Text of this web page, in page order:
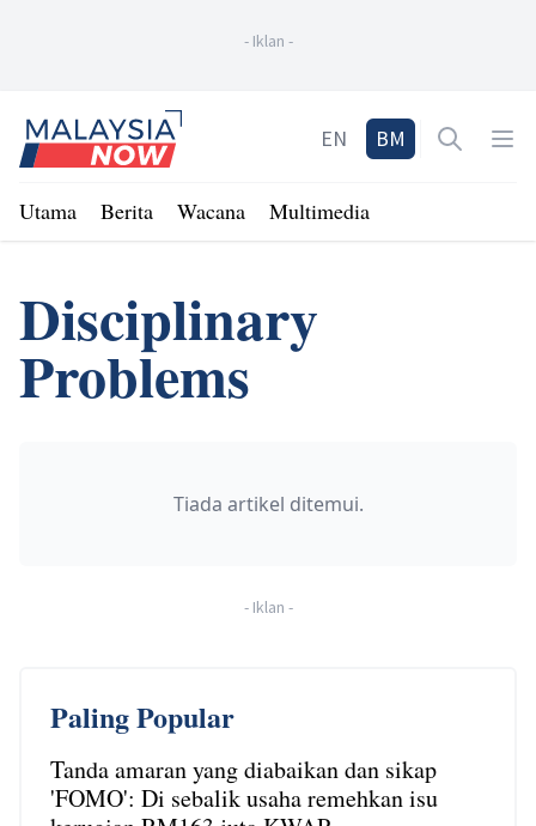
- Iklan -
Home
EN BM Open
Utama Berita Wacana Multimedia
Disciplinary
Problems
Tiada artikel ditemui.
- Iklan -
Paling Popular
Tanda amaran yang diabaikan dan sikap
'FOMO': Di sebalik usaha remehkan isu